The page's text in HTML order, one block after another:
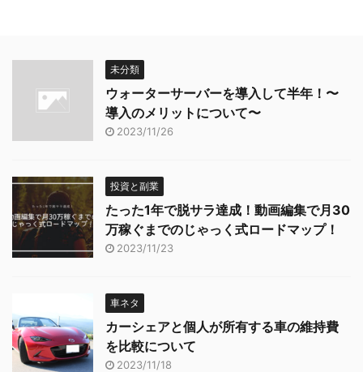
未分類
ウォーターサーバーを導入して半年！〜
導入のメリットについて〜
2023/11/26
投資と副業
たった1年で脱サラ達成！動画編集で月30
万稼ぐまでのじゃっく式ロードマップ！
2023/11/23
車ネタ
カーシェアと個人が所有する車の維持費
を比較について
2023/11/18